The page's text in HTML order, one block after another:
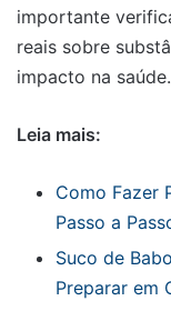
importante
reais sobre
impacto na saúde.
Leia mais:
Como Fazer
Passo a
Suco de
Preparar em